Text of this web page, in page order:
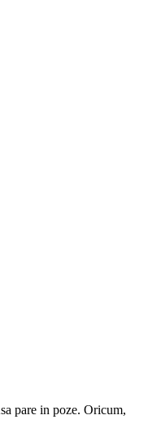
pare in poze. Oricum,